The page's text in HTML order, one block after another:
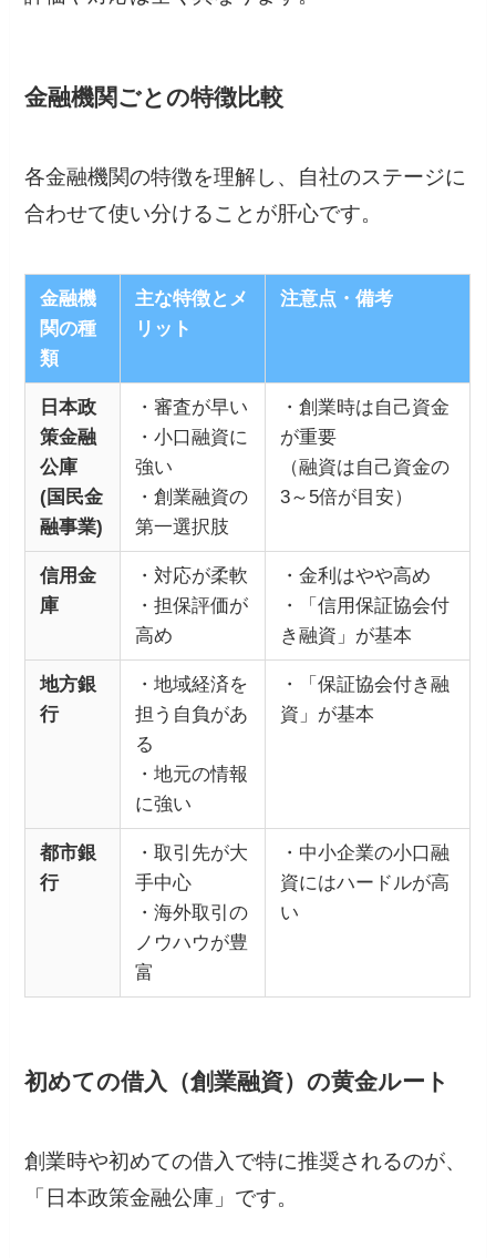
金融機関ごとの特徴比較
各金融機関の特徴を理解し、自社のステージに
合わせて使い分けることが肝心です。
金融機
関の種
類
主な特徴とメ
リット
注意点・備考
日本政
策金融
公庫
(国民金
融事業)
・審査が早い
・小口融資に
強い
・創業融資の
第一選択肢
・創業時は自己資金
が重要
（融資は自己資金の
3～5倍が目安）
信用金
庫
・対応が柔軟
・担保評価が
高め
・金利はやや高め
・「信用保証協会付
き融資」が基本
地方銀
行
・地域経済を
担う自負があ
る
・地元の情報
に強い
・「保証協会付き融
資」が基本
都市銀
行
・取引先が大
手中心
・海外取引の
ノウハウが豊
富
・中小企業の小口融
資にはハードルが高
い
初めての借入（創業融資）の黄金ルート
創業時や初めての借入で特に推奨されるのが、
「日本政策金融公庫」です。